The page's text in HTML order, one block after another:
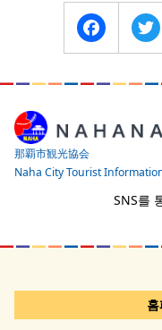
Facebook
那覇市観光協会
Naha City Tourist
SNS를